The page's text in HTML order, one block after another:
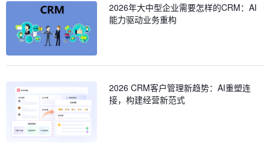
2026年大中型企业需要怎样的CRM：AI
能力驱动业务重构
2026 CRM客户管理新趋势：AI重塑连
接，构建经营新范式